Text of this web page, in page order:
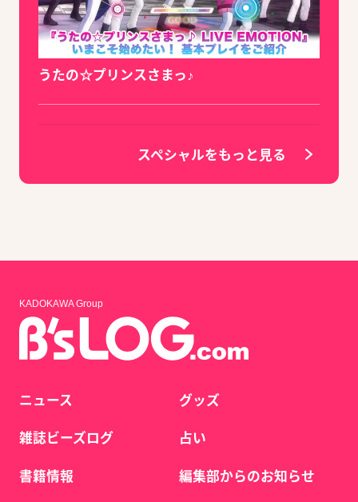
うたの☆プリンスさまっ♪
スペシャルをもっと見る
KADOKAWA Group
ニュース
雑誌ビーズログ
書籍情報
グッズ
占い
編集部からのお知らせ